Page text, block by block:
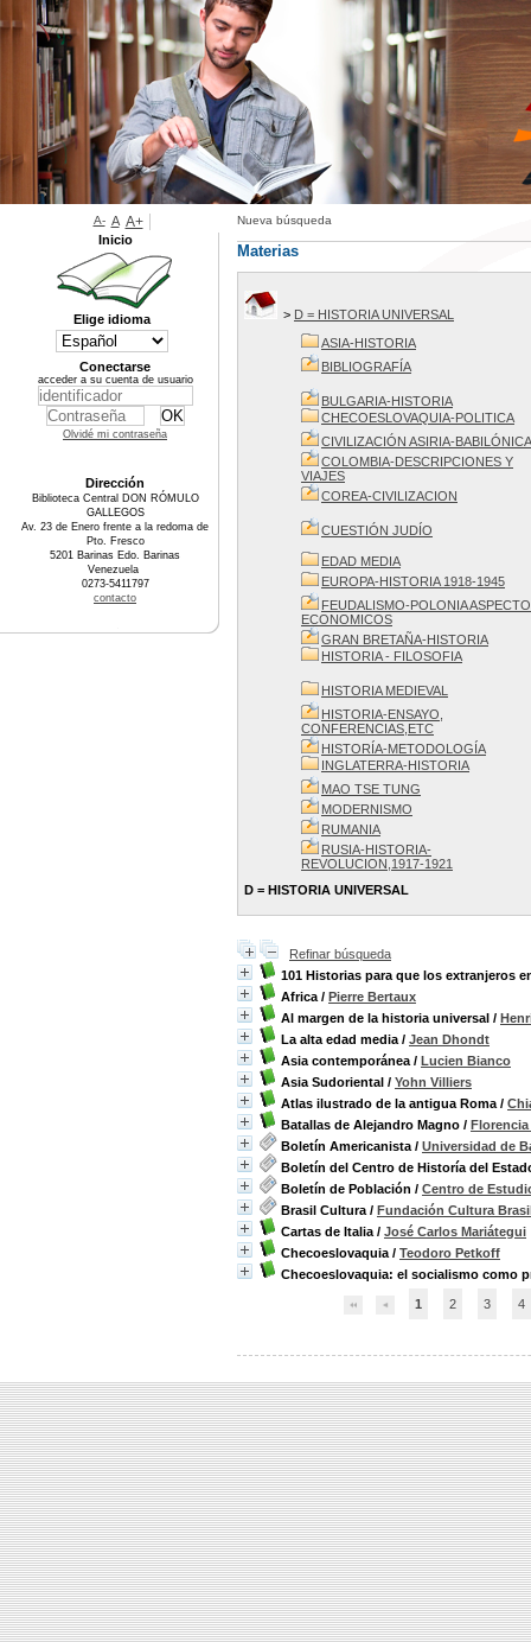
Nueva búsqueda
Materias
> D = HISTORIA UNIVERSAL
ASIA-HISTORIA
BIBLIOGRAFÍA
BULGARIA-HISTORIA
CHECOESLOVAQUIA-POLITICA
CIVILIZACIÓN ASIRIA-BABILÓNICA
COLOMBIA-DESCRIPCIONES Y
VIAJES
COREA-CIVILIZACION
CUESTIÓN JUDÍO
EDAD MEDIA
EUROPA-HISTORIA 1918-1945
FEUDALISMO-POLONIA
ECONOMICOS
GRAN BRETAÑA-HISTORIA
HISTORIA - FILOSOFIA
HISTORIA MEDIEVAL
HISTORIA-ENSAYO,
CONFERENCIAS,ETC
HISTORÍA-METODOLOGÍA
INGLATERRA-HISTORIA
MAO TSE TUNG
MODERNISMO
RUMANIA
RUSIA-HISTORIA-
REVOLUCION,1917-1921
D = HISTORIA UNIVERSAL
Refinar búsqueda
101 Historias para que los extranjeros
Africa / Pierre Bertaux
Al margen de la historia universal /
La alta edad media / Jean Dhondt
Asia contemporánea / Lucien Bianco
Asia Sudoriental / Yohn Villiers
Atlas ilustrado de la antigua Roma /
Batallas de Alejandro Magno /
Boletín Americanista / Universidad de
Boletín del Centro de Historía del
Boletín de Población / Centro de
Brasil Cultura / Fundación Cultura
Cartas de Italia / José Carlos Mariátegui
Checoeslovaquia / Teodoro Petkoff
Checoeslovaquia: el socialismo como
1 2 3 4
A- A A+
Inicio
Elige idioma
Conectarse
acceder a su cuenta de usuario
Olvidé mi contraseña
Dirección
Biblioteca Central DON RÓMULO
GALLEGOS
Av. 23 de Enero frente a la redoma de
Pto. Fresco
5201 Barinas Edo. Barinas
Venezuela
0273-5411797
contacto